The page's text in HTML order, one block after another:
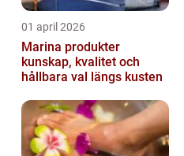
01 april 2026
Marina produkter
kunskap, kvalitet och
hållbara val längs kusten